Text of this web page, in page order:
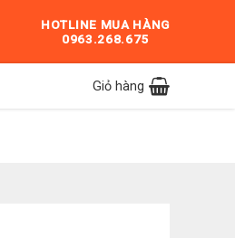
HOTLINE MUA HÀNG
0963.268.675
Giỏ hàng